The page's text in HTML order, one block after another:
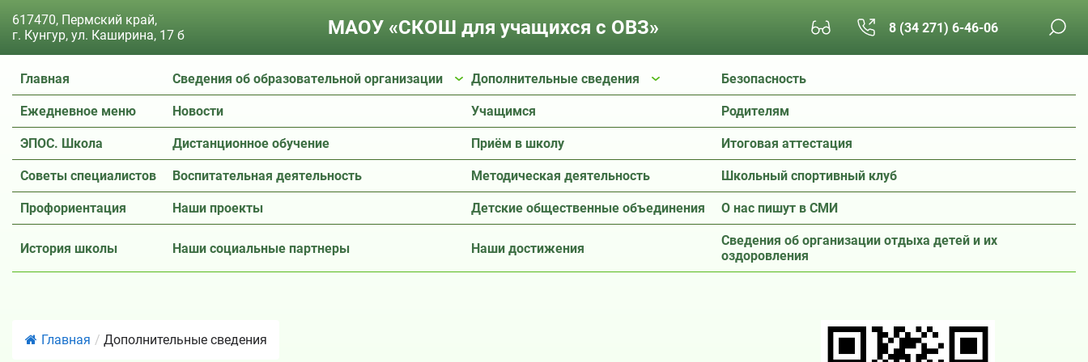
617470, Пермский край,
г. Кунгур, ул. Каширина, 17 б
МАОУ «СКОШ для учащихся с ОВЗ» 8 (34 271) 6-46-06
Главная Сведения об образовательной организации Дополнительные сведения Безопасность
Ежедневное меню Новости Учащимся Родителям
ЭПОС. Школа Дистанционное обучение Приём в школу Итоговая аттестация
Советы специалистов Воспитательная деятельность Методическая деятельность Школьный спортивный клуб
Профориентация Наши проекты Детские общественные объединения О нас пишут в СМИ
История школы Наши социальные партнеры Наши достижения
Сведения об организации отдыха детей и их
оздоровления
Главная / Дополнительные сведения